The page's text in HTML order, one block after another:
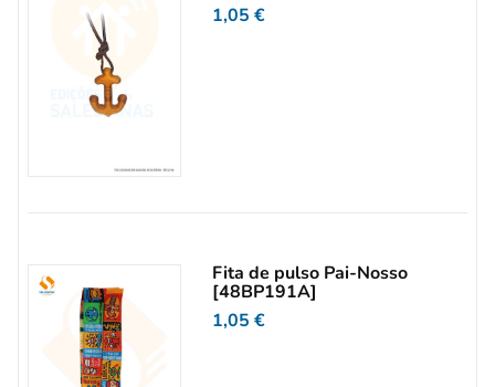
1,05€
Fita de pulso Pai-Nosso
[48BP191A]
1,05€